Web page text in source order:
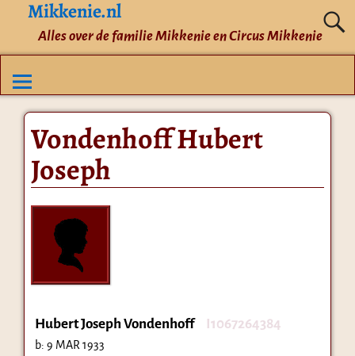
Mikkenie.nl
Alles over de familie Mikkenie en Circus Mikkenie
Vondenhoff Hubert
Joseph
Hubert Joseph Vondenhoff I1067264384
b: 9 MAR 1933